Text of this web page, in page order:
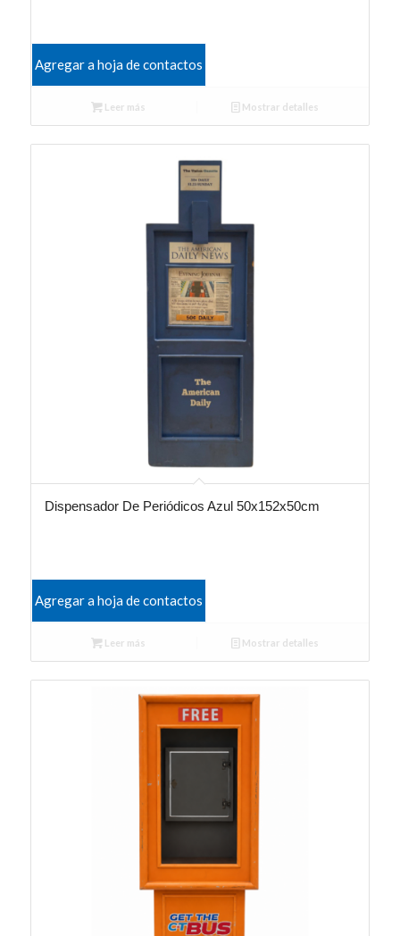
Agregar a hoja de contactos
Leer más Mostrar detalles
Dispensador De Periódicos Azul 50x152x50cm
Agregar a hoja de contactos
Leer más Mostrar detalles